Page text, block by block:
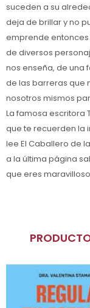
suceden a su
deja de brillar y no
emprende entonces
de diversos
nos enseña, de una
de las barreras que
nosotros mismos
La famosa escritora
que te recuerden la
lee El Caballero de
a la última página
que eres